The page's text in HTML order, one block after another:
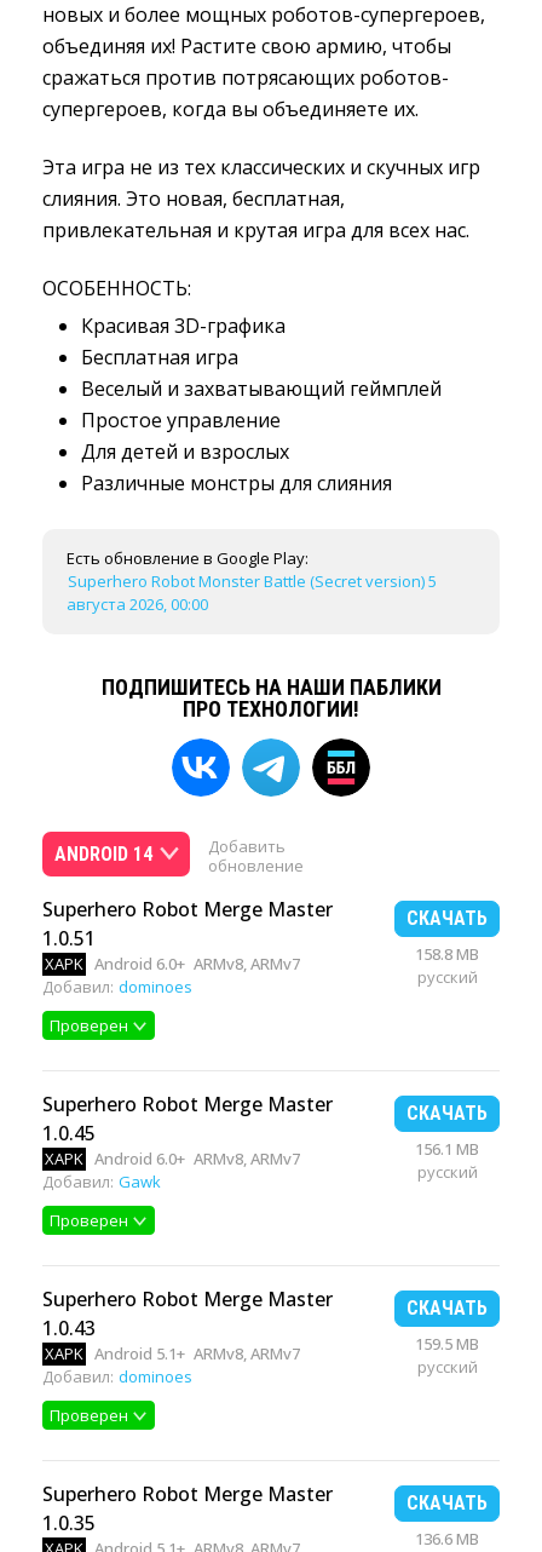
новых и более мощных роботов-супергероев,
объединяя их! Растите свою армию, чтобы
сражаться против потрясающих роботов-
супергероев, когда вы объединяете их.
Эта игра не из тех классических и скучных игр
слияния. Это новая, бесплатная,
привлекательная и крутая игра для всех нас.
ОСОБЕННОСТЬ:
Красивая 3D-графика
Бесплатная игра
Веселый и захватывающий геймплей
Простое управление
Для детей и взрослых
Различные монстры для слияния
Есть обновление в Google Play:
Superhero Robot Monster Battle (Secret version) 5
августа 2026, 00:00
ПОДПИШИТЕСЬ НА НАШИ ПАБЛИКИ
ПРО ТЕХНОЛОГИИ!
ANDROID 14
Добавить
обновление
Superhero Robot Merge Master
1.0.51
XAPK Android 6.0+ ARMv8, ARMv7
Добавил: dominoes
Проверен
СКАЧАТЬ
158.8 MB
русский
Superhero Robot Merge Master
1.0.45
XAPK Android 6.0+ ARMv8, ARMv7
Добавил: Gawk
Проверен
СКАЧАТЬ
156.1 MB
русский
Superhero Robot Merge Master
1.0.43
XAPK Android 5.1+ ARMv8, ARMv7
Добавил: dominoes
Проверен
СКАЧАТЬ
159.5 MB
русский
Superhero Robot Merge Master
1.0.35
СКАЧАТЬ
136.6 MB